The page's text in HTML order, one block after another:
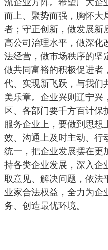
流企业方阵。希望广大企
而上、聚势而强，胸怀大
者；守正创新，做发展新
高公司治理水平，做深化
法经营，做市场秩序的坚
做共同富裕的积极促进者
代、实现新飞跃，与我们
美乐章。企业兴则辽宁兴
区、各部门要千方百计保
服务企业上，要做到思想
效、沟通上及时主动、行
统一，把企业发展摆在更
持各类企业发展，深入企
取意见、解决问题，依法
业家合法权益，全力为企
务、创造最优环境。